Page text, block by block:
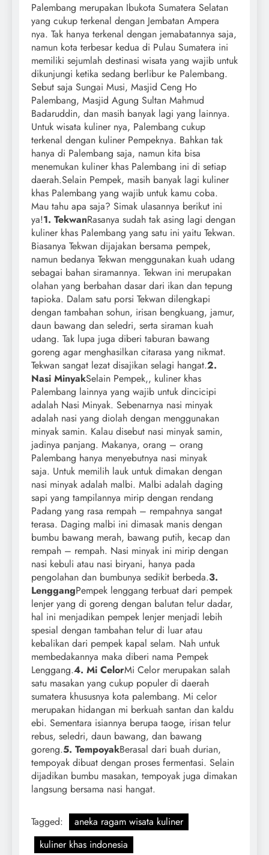
Palembang merupakan Ibukota Sumatera Selatan
yang cukup terkenal dengan Jembatan Ampera
nya. Tak hanya terkenal dengan jemabatannya saja,
namun kota terbesar kedua di Pulau Sumatera ini
memiliki sejumlah destinasi wisata yang wajib untuk
dikunjungi ketika sedang berlibur ke Palembang.
Sebut saja Sungai Musi, Masjid Ceng Ho
Palembang, Masjid Agung Sultan Mahmud
Badaruddin, dan masih banyak lagi yang lainnya.
Untuk wisata kuliner nya, Palembang cukup
terkenal dengan kuliner Pempeknya. Bahkan tak
hanya di Palembang saja, namun kita bisa
menemukan kuliner khas Palembang ini di setiap
daerah.Selain Pempek, masih banyak lagi kuliner
khas Palembang yang wajib untuk kamu coba.
Mau tahu apa saja? Simak ulasannya berikut ini
ya!1. TekwanRasanya sudah tak asing lagi dengan
kuliner khas Palembang yang satu ini yaitu Tekwan.
Biasanya Tekwan dijajakan bersama pempek,
namun bedanya Tekwan menggunakan kuah udang
sebagai bahan siramannya. Tekwan ini merupakan
olahan yang berbahan dasar dari ikan dan tepung
tapioka. Dalam satu porsi Tekwan dilengkapi
dengan tambahan sohun, irisan bengkuang, jamur,
daun bawang dan seledri, serta siraman kuah
udang. Tak lupa juga diberi taburan bawang
goreng agar menghasilkan citarasa yang nikmat.
Tekwan sangat lezat disajikan selagi hangat.2.
Nasi MinyakSelain Pempek,, kuliner khas
Palembang lainnya yang wajib untuk dincicipi
adalah Nasi Minyak. Sebenarnya nasi minyak
adalah nasi yang diolah dengan menggunakan
minyak samin. Kalau disebut nasi minyak samin,
jadinya panjang. Makanya, orang – orang
Palembang hanya menyebutnya nasi minyak
saja. Untuk memilih lauk untuk dimakan dengan
nasi minyak adalah malbi. Malbi adalah daging
sapi yang tampilannya mirip dengan rendang
Padang yang rasa rempah – rempahnya sangat
terasa. Daging malbi ini dimasak manis dengan
bumbu bawang merah, bawang putih, kecap dan
rempah – rempah. Nasi minyak ini mirip dengan
nasi kebuli atau nasi biryani, hanya pada
pengolahan dan bumbunya sedikit berbeda.3.
LenggangPempek lenggang terbuat dari pempek
lenjer yang di goreng dengan balutan telur dadar,
hal ini menjadikan pempek lenjer menjadi lebih
spesial dengan tambahan telur di luar atau
kebalikan dari pempek kapal selam. Nah untuk
membedakannya maka diberi nama Pempek
Lenggang.4. Mi CelorMi Celor merupakan salah
satu masakan yang cukup populer di daerah
sumatera khususnya kota palembang. Mi celor
merupakan hidangan mi berkuah santan dan kaldu
ebi. Sementara isiannya berupa taoge, irisan telur
rebus, seledri, daun bawang, dan bawang
goreng.5. TempoyakBerasal dari buah durian,
tempoyak dibuat dengan proses fermentasi. Selain
dijadikan bumbu masakan, tempoyak juga dimakan
langsung bersama nasi hangat.
Tagged:
aneka ragam wisata kuliner
kuliner khas indonesia